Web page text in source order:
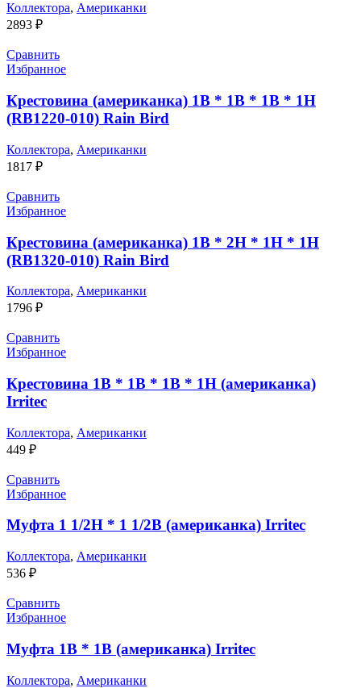
Коллектора, Американки
2893 ₽
Сравнить
Избранное
Крестовина (американка) 1В * 1В * 1В * 1Н
(RB1220-010) Rain Bird
Коллектора, Американки
1817 ₽
Сравнить
Избранное
Крестовина (американка) 1В * 2Н * 1Н * 1Н
(RB1320-010) Rain Bird
Коллектора, Американки
1796 ₽
Сравнить
Избранное
Крестовина 1В * 1В * 1В * 1Н (американка)
Irritec
Коллектора, Американки
449 ₽
Сравнить
Избранное
Муфта 1 1/2Н * 1 1/2В (американка) Irritec
Коллектора, Американки
536 ₽
Сравнить
Избранное
Муфта 1В * 1В (американка) Irritec
Коллектора, Американки